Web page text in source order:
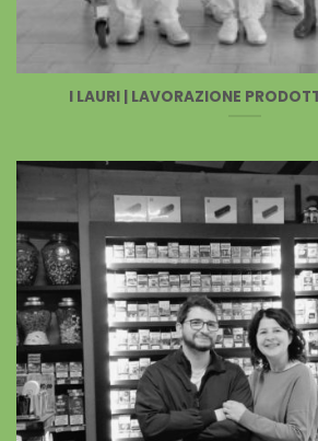
I LAURI | LAVORAZIONE